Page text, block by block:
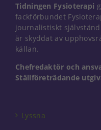
Tidningen Fysioterapi
fackförbundet
journalistiskt
är skyddat av
källan.
Chefredaktör och
Ställföreträdande
Lyssna